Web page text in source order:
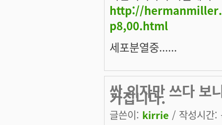
http://
p8,00.html
세포분열중......
싼 의자만 쓰다 보
가집니다.
글쓴이: kirrie / 작성시간